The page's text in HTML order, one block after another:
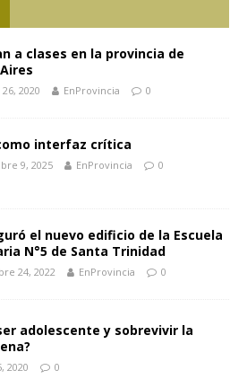
a clases en la provincia de
2020 EnProvincia 0
interfaz crítica
9, 2025 EnProvincia 0
el nuevo edificio de la Escuela
N°5 de Santa Trinidad
24, 2022 EnProvincia 0
adolescente y sobrevivir la
2020 0